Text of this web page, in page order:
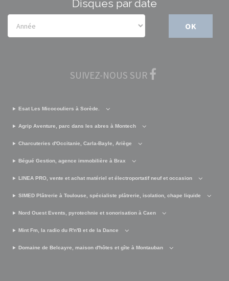
Disques par date
OK
SUIVEZ-NOUS SUR
Esat Les Micocouliers à Sorède.
Agrip Aventure, parc dans les abres à Montech
Charcuteries d'Occitanie, Carla-Bayle, Ariège
Bégué Gestion, agence immobilière à Brax
LINEA PRO, vente et achat matériel et électroportatif neuf et occasion
SIMED Plâtrerie à Toulouse, spécialiste plâtrerie, isolation, chape liquide
Nord Ouest Events, pyrotechnie et sonorisation à Caen
Mint Fm, la radio du R'n'B et de la Dance
Domaine de Belcayre, maison d'hôtes et gîte à Montauban